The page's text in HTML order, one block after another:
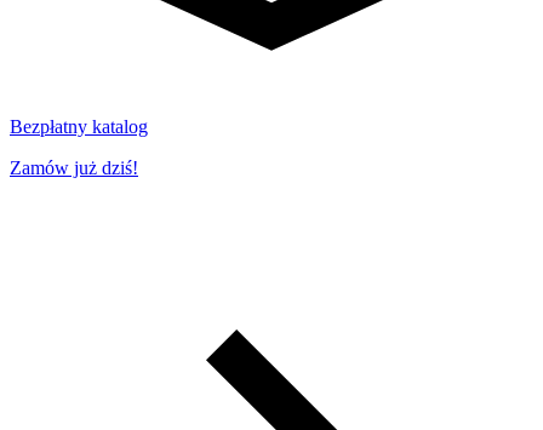
Bezpłatny katalog
Zamów już dziś!